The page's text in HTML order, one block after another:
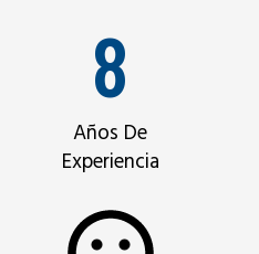
8
Años De
Experiencia